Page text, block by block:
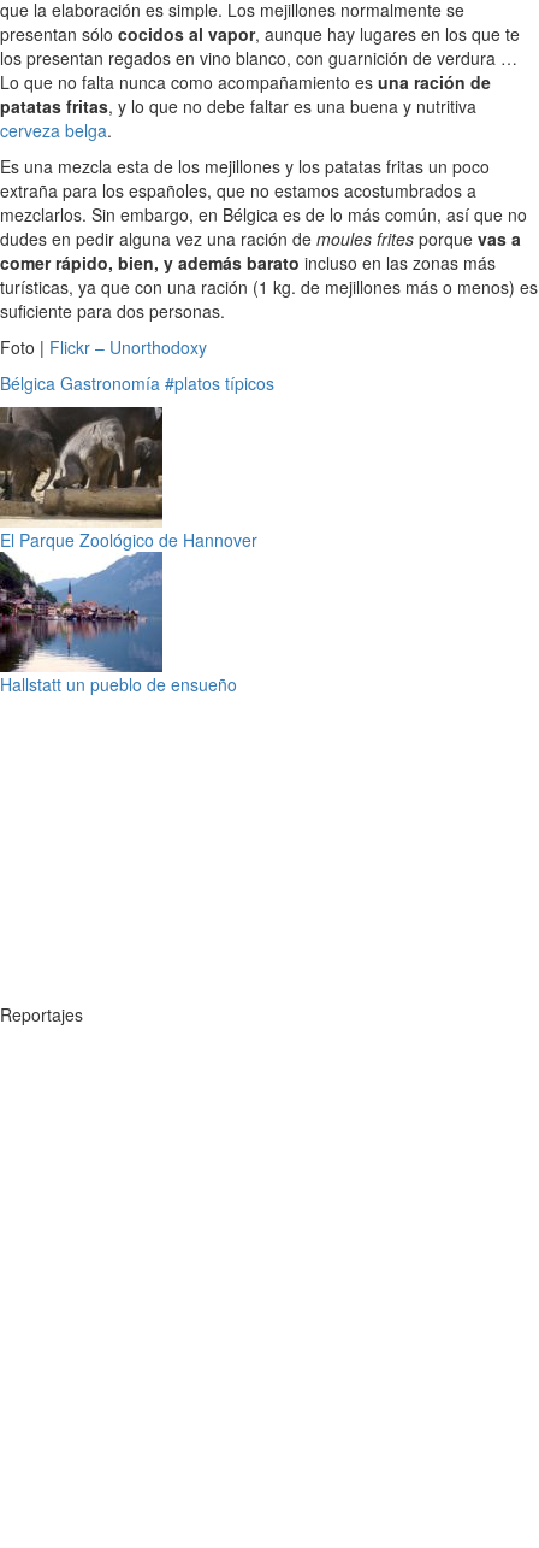
que la elaboración es simple. Los mejillones normalmente se
presentan sólo cocidos al vapor, aunque hay lugares en los que te
los presentan regados en vino blanco, con guarnición de verdura …
Lo que no falta nunca como acompañamiento es una ración de
patatas fritas, y lo que no debe faltar es una buena y nutritiva
cerveza belga.
Es una mezcla esta de los mejillones y los patatas fritas un poco
extraña para los españoles, que no estamos acostumbrados a
mezclarlos. Sin embargo, en Bélgica es de lo más común, así que no
dudes en pedir alguna vez una ración de moules frites porque vas a
comer rápido, bien, y además barato incluso en las zonas más
turísticas, ya que con una ración (1 kg. de mejillones más o menos) es
suficiente para dos personas.
Foto | Flickr – Unorthodoxy
Bélgica Gastronomía #platos típicos
El Parque Zoológico de Hannover
Hallstatt un pueblo de ensueño
Reportajes